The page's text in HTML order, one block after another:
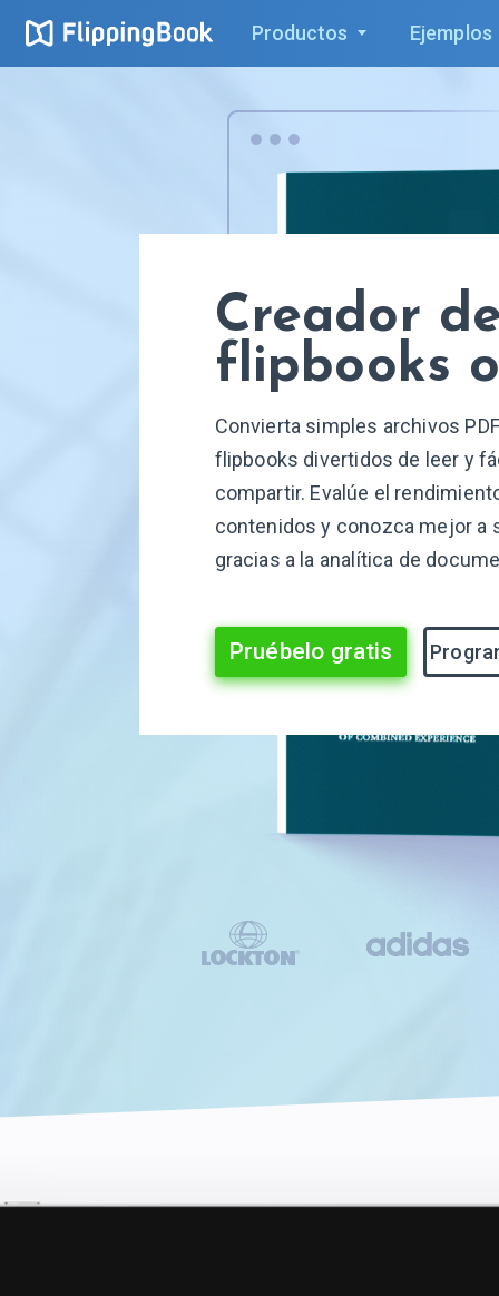
Productos Ejemplos
Creador
flipbooks
Convierta simples archivos
flipbooks divertidos de leer y
compartir. Evalúe el
contenidos y conozca mejor a
gracias a la analítica de
Pruébelo gratis